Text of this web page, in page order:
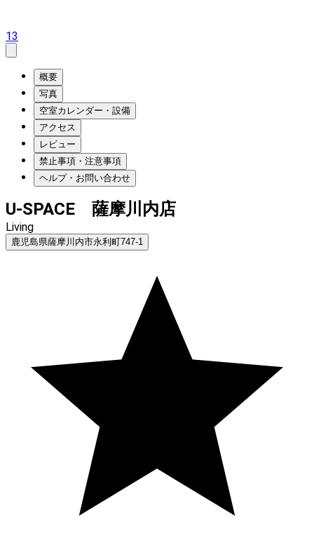
13
概要
写真
空室カレンダー・設備
アクセス
レビュー
禁止事項・注意事項
ヘルプ・お問い合わせ
U-SPACE 薩摩川内店
Living
鹿児島県薩摩川内市永利町747-1